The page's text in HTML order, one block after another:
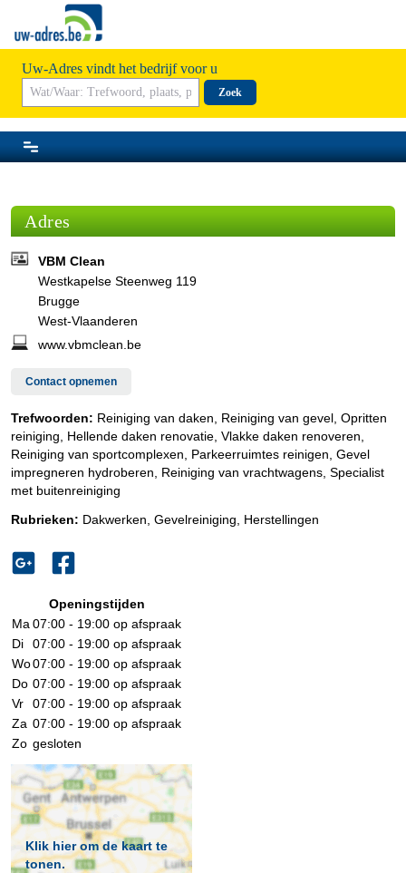
Uw-Adres vindt het bedrijf voor u
Zoek
Adres
VBM Clean
Westkapelse Steenweg 119
Brugge
West-Vlaanderen
www.vbmclean.be
Contact opnemen
Trefwoorden: Reiniging van daken, Reiniging van gevel, Opritten
reiniging, Hellende daken renovatie, Vlakke daken renoveren,
Reiniging van sportcomplexen, Parkeerruimtes reinigen, Gevel
impregneren hydroberen, Reiniging van vrachtwagens, Specialist
met buitenreiniging
Rubrieken: Dakwerken Gevelreiniging Herstellingen
Openingstijden
Ma 07:00 - 19:00 op afspraak
Di
07:00 - 19:00 op afspraak
Wo07:00 - 19:00 op afspraak
Do 07:00 - 19:00 op afspraak
Vr
07:00 - 19:00 op afspraak
Za 07:00 - 19:00 op afspraak
Zo gesloten
Klik hier om de kaart te
tonen.